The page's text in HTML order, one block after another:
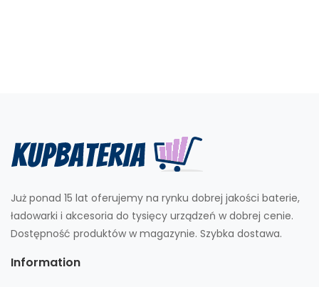
Już ponad 15 lat oferujemy na rynku dobrej jakości baterie,
ładowarki i akcesoria do tysięcy urządzeń w dobrej cenie.
Dostępność produktów w magazynie. Szybka dostawa.
Information